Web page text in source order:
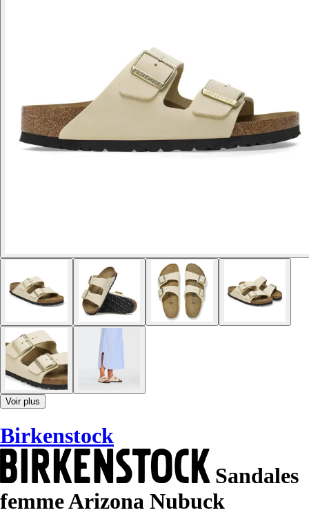
Voir plus
Birkenstock
Sandales
femme Arizona Nubuck